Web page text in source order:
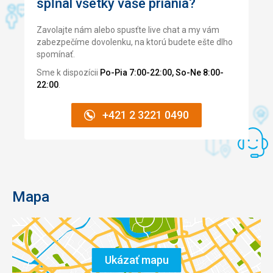
spĺňal všetky vaše priania?
Zavolajte nám alebo spusťte live chat a my vám
zabezpečíme dovolenku, na ktorú budete ešte dlho
spomínať.
Sme k dispozícii Po-Pia 7:00-22:00, So-Ne 8:00-
22:00
+421 2 3221 0490
Mapa
Ukázať mapu